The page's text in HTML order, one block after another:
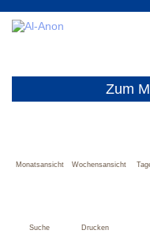
Info & Presse
Zum
Monatsansicht Wochensansicht
Suche Drucken